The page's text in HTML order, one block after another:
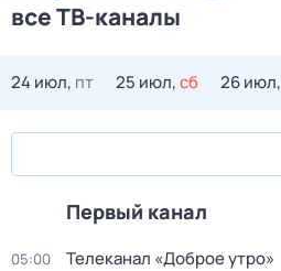
все ТВ-каналы
24 июл, пт 25 июл,сб 26 июл,
Первый канал
05:00 Телеканал «Доброе утро»